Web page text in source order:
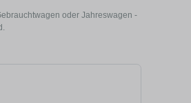
oder Jahreswagen -